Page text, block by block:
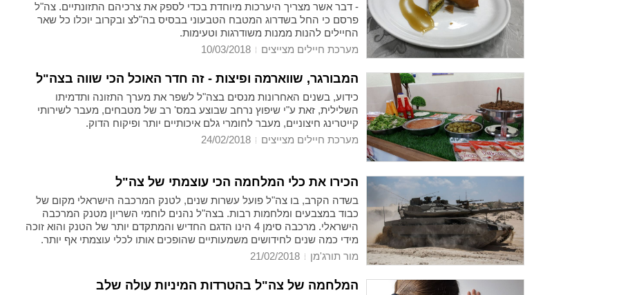
- דבר אשר מצריך היערכות מיוחדת בכדי לספק את צרכיהם התזונתיים. צה"ל
פרסם כי החל בשדרוג המטבח הטבעוני בבסיס בה"לצ ובקרוב יוכלו כל שאר
החיילים להנות ממנות משודרגות וטעימות.
מערכת חיילים מצייצים
המבורגר, שווארמה ופיצות - זה חדר האוכל הכי שווה בצה"ל
כידוע, בשנים האחרונות מנסים בצה"ל לשפר את מערך התזונה ותדמיתו
השלילית, זאת ע"י שיפוץ נרחב שבוצע במס' רב של מטבחים, מעבר לשירותי
קייטרינג חיצוניים, מעבר לחומרי גלם איכותיים יותר ופיקוח הדוק.
מערכת חיילים מצייצים
הכירו את כלי המלחמה הכי עוצמתי של צה"ל
בשדה הקרב, בו צה"ל פועל עשרות שנים, לטנק המרכבה הישראלי מקום של
כבוד במצבעים ומלחמות רבות. בצה"ל נהנים לוחמי השריון מטנק המרכבה
הישראלי. מרכבה סימן 4 הינו הדגם החדיש והמתקדם יותר של הטנק והוא זוכה
מידי כמה שנים לחידושים משמעותיים שהופכים אותו לכלי עוצמתי אף יותר.
מור תורג'מן
המלחמה של צה"ל בהטרדות המיניות עולה שלב